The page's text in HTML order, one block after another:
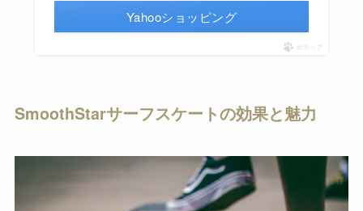
Yahooショッピング
ポチップ
SmoothStarサーフスケートの効果と魅力